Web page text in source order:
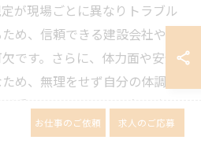
が現場ごとに異なりトラブル
め、信頼できる建設会社や求
です。さらに、体力面や安全
め、無理をせず自分の体調や
が重要です。こうした点を踏ま
かしつつリスク管理を徹底し
お仕事のご依頼 求人のご応募